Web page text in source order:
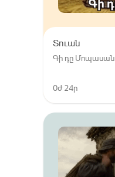
Տուան
Գի դը Մոպասան
0ժ 24ր